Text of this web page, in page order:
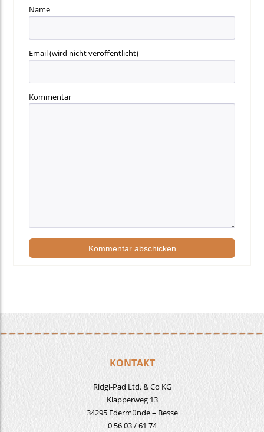
Name
Email(wird nicht veröffentlicht)
Kommentar
KONTAKT
Ridgi-Pad Ltd. & Co KG
Klapperweg 13
34295 Edermünde – Besse
0 56 03 / 61 74